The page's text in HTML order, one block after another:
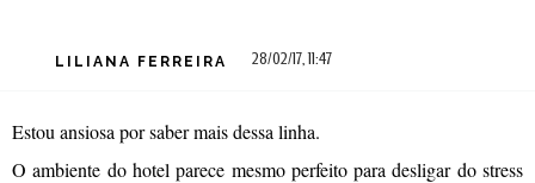
LILIANA FERREIRA 28/02/17, 11:47
Estou ansiosa por saber mais dessa linha.
O ambiente do hotel parece mesmo perfeito para desligar do stress